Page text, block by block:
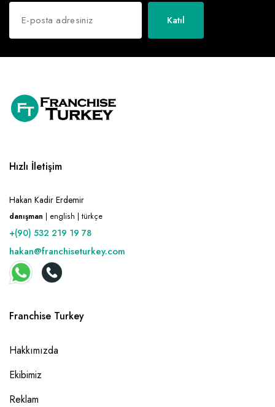
Katıl
Hızlı İletişim
Hakan Kadir Erdemir
danışman | english | türkçe
+(90) 532 219 19 78
hakan@franchiseturkey.com
Franchise Turkey
Hakkımızda
Ekibimiz
Reklam